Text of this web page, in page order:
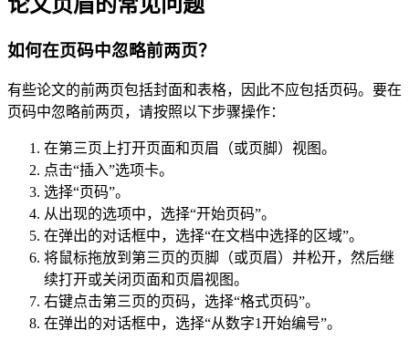
如何在页码中忽略前两页？
有些论文的前两页包括封面和表格，因此不应包括页码。要在
页码中忽略前两页，请按照以下步骤操作：
在第三页上打开页面和页眉（或页脚）视图。
点击“插入”选项卡。
选择“页码”。
从出现的选项中，选择“开始页码”。
在弹出的对话框中，选择“在文档中选择的区域”。
将鼠标拖放到第三页的页脚（或页眉）并松开，然后继
续打开或关闭页面和页眉视图。
右键点击第三页的页码，选择“格式页码”。
在弹出的对话框中，选择“从数字1开始编号”。